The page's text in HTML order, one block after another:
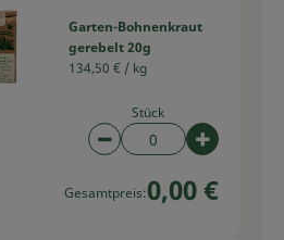
Garten-Bohnenkraut
gerebelt 20g
134,50 € / kg
Stück
Artikelanzahl
Gesamtpreis:0,00 €